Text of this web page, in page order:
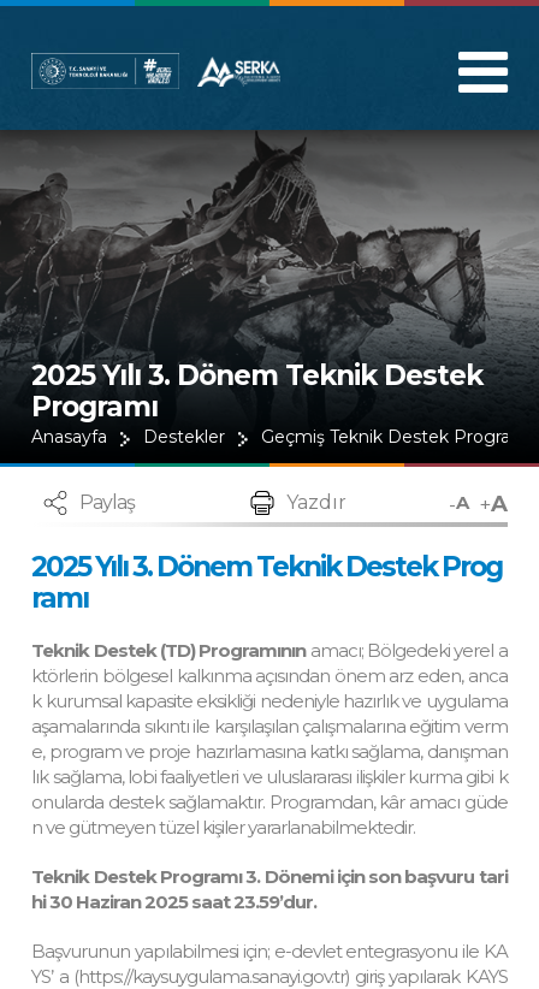
2025 Yılı 3. Dönem Teknik Destek
Programı
Anasayfa Destekler Geçmiş Teknik Destek
2025 Yılı 3. Dönem Teknik Destek Prog
ramı
Paylaş Yazdır -A +A
Teknik Destek (TD) Programınınamacı; Bölgedeki yerel a
ktörlerin bölgesel kalkınma açısından önem arz eden, anca
k kurumsal kapasite eksikliği nedeniyle hazırlık ve uygulama
aşamalarında sıkıntı ile karşılaşılan çalışmalarına eğitim verm
e, program ve proje hazırlamasına katkı sağlama, danışman
lık sağlama, lobi faaliyetleri ve uluslararası ilişkiler kurma gibi k
onularda destek sağlamaktır. Programdan, kâr amacı güde
n ve gütmeyen tüzel kişiler yararlanabilmektedir.
Teknik Destek Programı 3. Dönemi için son başvuru tari
hi 30 Haziran 2025 saat 23.59’dur.
Başvurunun yapılabilmesi için; e-devlet entegrasyonu ile KA
YS’ a (https://kaysuygulama.sanayi.gov.tr) giriş yapılarak KAYS